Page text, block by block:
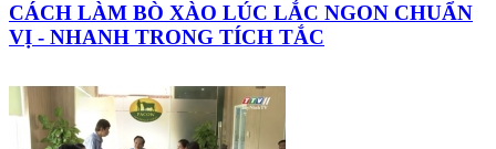
CÁCH LÀM BÒ XÀO LÚC LẮC NGON CHUẨN
VỊ - NHANH TRONG TÍCH TẮC